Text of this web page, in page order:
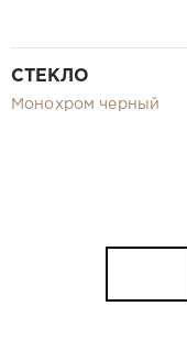
СТЕКЛО
Монохром черный